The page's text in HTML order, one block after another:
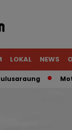
LOKAL NEWS
Motor